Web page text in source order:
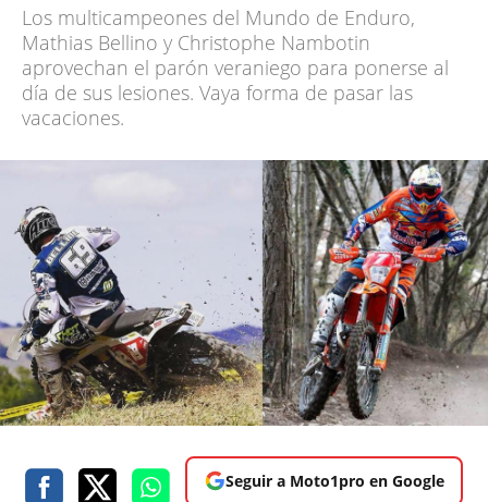
Los multicampeones del Mundo de Enduro,
Mathias Bellino y Christophe Nambotin
aprovechan el parón veraniego para ponerse al
día de sus lesiones. Vaya forma de pasar las
vacaciones.
Seguir a Moto1pro en Google